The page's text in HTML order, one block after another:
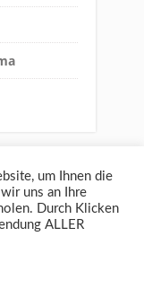
um Ihnen die
uns an Ihre
Durch Klicken
ALLER